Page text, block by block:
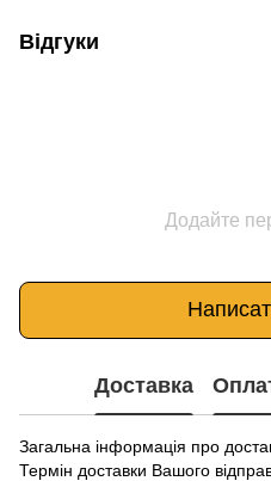
Відгуки
Додайте
Доставка
Загальна інформація про
Термін доставки Вашого